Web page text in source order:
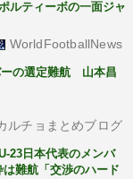
ルティーボの一面ジャ
WorldFootballNews
ーの選定難航 山本昌
ルチョまとめブログ
23日本代表のメンバ
難航「交渉のハード